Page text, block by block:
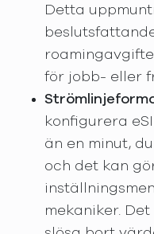
Detta
för jobb- eller
konfigurera
än en minut,
och det kan
mekaniker.